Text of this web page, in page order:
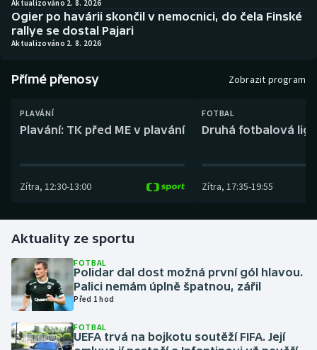
Boby a skeleton
Box
Curling
Dostihy
Gymnastika
Házená
Jezdectví
Judo
AZ kvíz
Aktualizováno 2. 8. 2026
Ogier po havárii skončil v nemocnici, do čela Finské
rallye se dostal Pajari
Aktualizováno 2. 8. 2026
Přímé přenosy Zobrazit program
PLAVÁNÍ
Plavání: TK před ME v plavání
Zítra, 12:30-13:00
FOTBAL
Druhá fotbalová
Zítra, 17:35-19:55
Aktuality ze sportu
FOTBAL
Polidar dal dost možná první gól hlavou.
Palici nemám úplně špatnou, zářil
Před 1 hod
FOTBAL
UEFA trvá na bojkotu soutěží FIFA. Její